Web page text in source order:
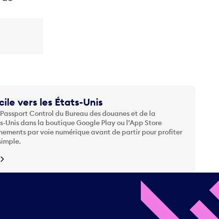
vers les États-Unis
Control du Bureau des douanes et de la
dans la boutique Google Play ou l’App Store
par voie numérique avant de partir pour profiter